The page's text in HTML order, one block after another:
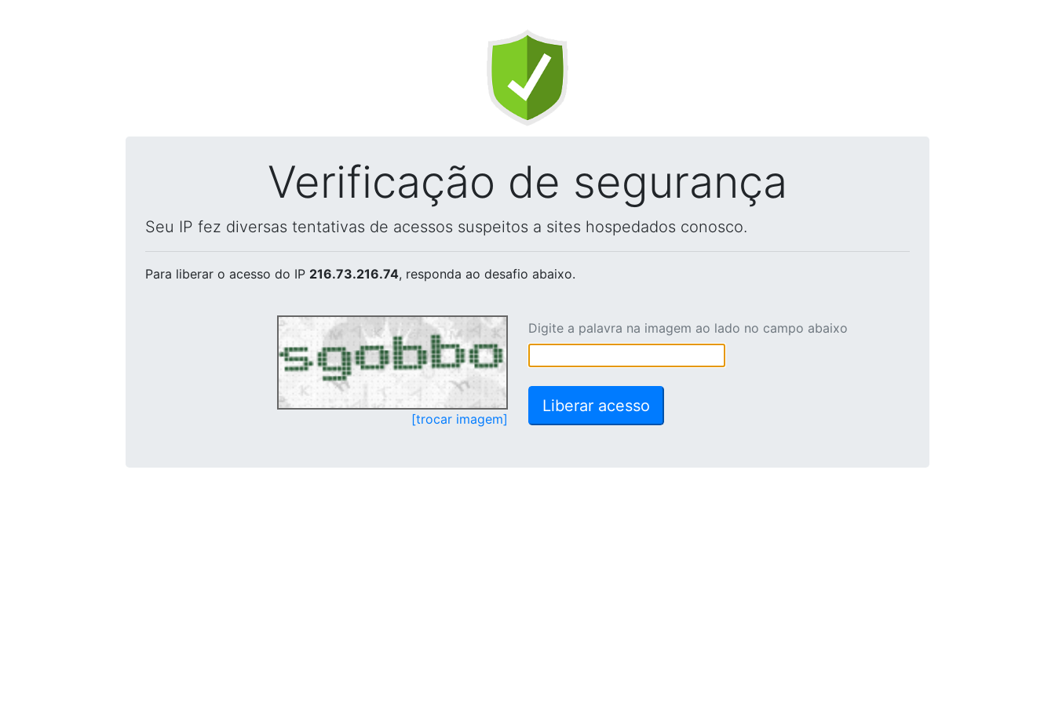
Verificação de segurança
Seu IP fez diversas tentativas de acessos suspeitos a sites hospedados conosco.
Para liberar o acesso do IP 216.73.216.74, responda ao desafio abaixo.
[trocar imagem]
Digite a palavra na imagem ao lado no campo abaixo